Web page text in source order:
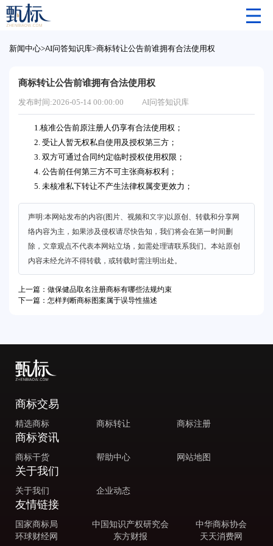
新闻中心>AI问答知识库>商标转让公告前谁拥有合法使用权
商标转让公告前谁拥有合法使用权
发布时间:2026-05-14 00:00:00 AI问答知识库
1.核准公告前原注册人仍享有合法使用权；
2. 受让人暂无权私自使用及授权第三方；
3. 双方可通过合同约定临时授权使用权限；
4. 公告前任何第三方不可主张商标权利；
5. 未核准私下转让不产生法律权属变更效力；
声明:本网站发布的内容(图片、视频和文字)以原创、转载和分享网
络内容为主，如果涉及侵权请尽快告知，我们将会在第一时间删
除，文章观点不代表本网站立场，如需处理请联系我们。本站原创
内容未经允许不得转载，或转载时需注明出处。
上一篇：做保健品取名注册商标有哪些法规约束
下一篇：怎样判断商标图案属于误导性描述
商标交易
精选商标 商标转让 商标注册
商标资讯
商标干货 帮助中心 网站地图
关于我们
关于我们 企业动态
友情链接
国家商标局 中国知识产权研究会
中华商标协会
环球财经网
东方财报 天天消费网